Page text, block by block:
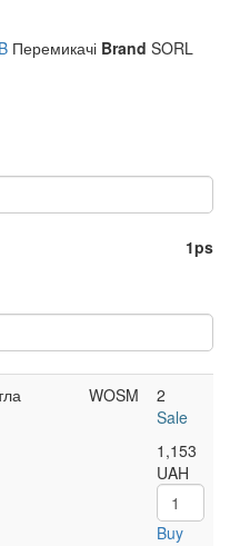
Перемикачі Brand SORL
1ps
WOSM
2
Sale
1,153
UAH
Buy